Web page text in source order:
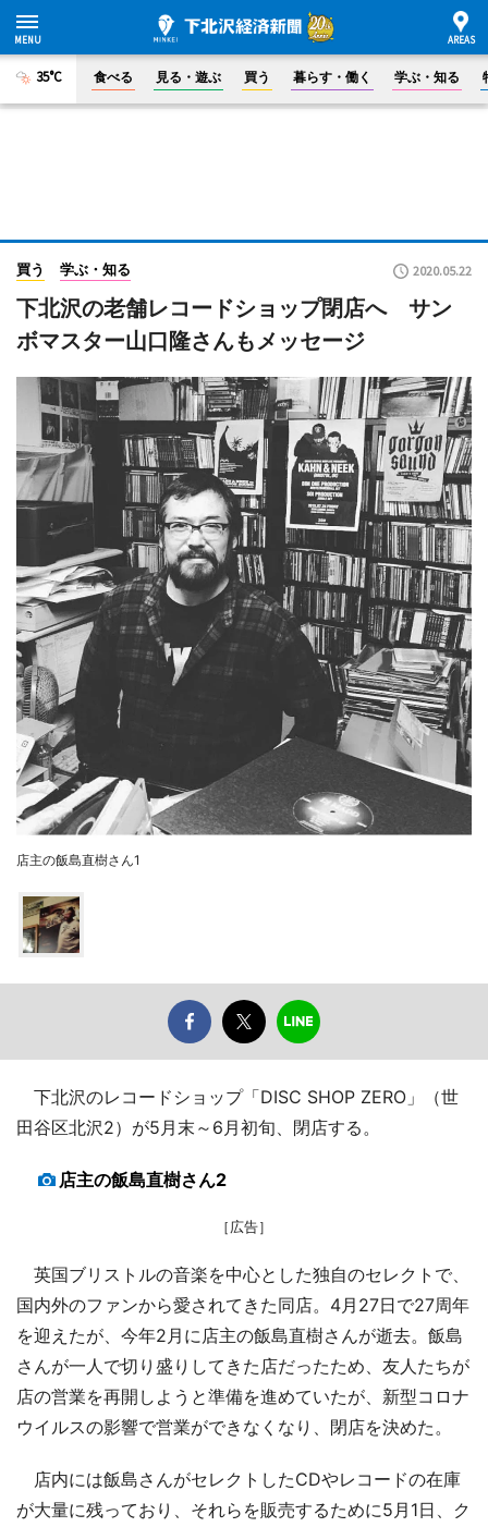
35°C 食べる 見る・遊ぶ 買う 暮らす・働く 学ぶ・知る
買う 学ぶ・知る 2020.05.22
下北沢の老舗レコードショップ閉店へ サン
ボマスター山口隆さんもメッセージ
店主の飯島直樹さん1
下北沢のレコードショップ「DISC SHOP ZERO」（世
田谷区北沢2）が5月末～6月初旬、閉店する。
店主の飯島直樹さん2
［広告］
英国ブリストルの音楽を中心とした独自のセレクトで、
国内外のファンから愛されてきた同店。4月27日で27周年
を迎えたが、今年2月に店主の飯島直樹さんが逝去。飯島
さんが一人で切り盛りしてきた店だったため、友人たちが
店の営業を再開しようと準備を進めていたが、新型コロナ
ウイルスの影響で営業ができなくなり、閉店を決めた。
店内には飯島さんがセレクトしたCDやレコードの在庫
が大量に残っており、それらを販売するために5月1日、ク